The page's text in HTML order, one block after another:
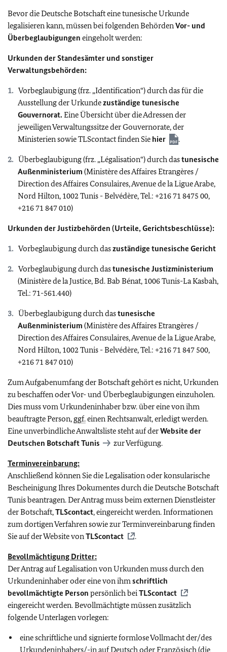
Bevor die Deutsche Botschaft eine tunesische Urkunde
legalisieren kann, müssen bei folgenden BehördenVor- und
Überbeglaubigungen eingeholt werden:
Urkunden der Standesämter und sonstiger
Verwaltungsbehörden:
Vorbeglaubigung (frz. „Identification“) durch das für die
Ausstellung der Urkundezuständige tunesische
Gouvernorat. Eine Übersicht über die Adressen der
jeweiligen Verwaltungssitze der Gouvernorate, der
Ministerien sowie TLScontact finden Sie hier .
Überbeglaubigung (frz. „Légalisation“) durch dastunesische
Außenministerium (Ministère des Affaires Etrangères /
Direction des Affaires Consulaires, Avenue de la Ligue Arabe,
Nord Hilton, 1002 Tunis - Belvédère, Tel.: +216 71 8475 00,
+216 71 847 010)
Urkunden der Justizbehörden (Urteile, Gerichtsbeschlüsse):
Vorbeglaubigung durch daszuständige tunesische Gericht
Vorbeglaubigung durch dastunesische Justizministerium
(Ministère de la Justice, Bd. Bab Bénat, 1006 Tunis-La Kasbah,
Tel.: 71-561.440)
Überbeglaubigung durch dastunesische
Außenministerium (Ministère des Affaires Etrangères /
Direction des Affaires Consulaires, Avenue de la Ligue Arabe,
Nord Hilton, 1002 Tunis - Belvédère, Tel.: +216 71 847 500,
+216 71 847 010)
Zum Aufgabenumfang der Botschaft gehört es nicht, Urkunden
zu beschaffen oder Vor- und Überbeglaubigungen einzuholen.
Dies muss vom Urkundeninhaber bzw. über eine von ihm
beauftragte Person, ggf.einen Rechtsanwalt, erledigt werden.
Eine unverbindliche Anwaltsliste steht auf derWebsite der
Deutschen Botschaft Tunis
zur Verfügung.
Terminvereinbarung:
Anschließend können Sie die Legalisation oder konsularische
Bescheinigung Ihres Dokumentes durch die Deutsche Botschaft
Tunis beantragen. Der Antrag muss beim externen Dienstleister
der Botschaft,TLScontact, eingereicht werden. Informationen
zum dortigen Verfahren sowie zur Terminvereinbarung finden
Sie auf der Website vonTLScontact .
Bevollmächtigung Dritter:
Der Antrag auf Legalisation von Urkunden muss durch den
Urkundeninhaber oder eine von ihmschriftlich
bevollmächtigte Person persönlich beiTLScontact
eingereicht werden. Bevollmächtigte müssen zusätzlich
folgende Unterlagen vorlegen:
eine schriftliche und signierte formlose Vollmacht der/des
Urkundeninhabers/-in auf Deutsch oder Französisch (die